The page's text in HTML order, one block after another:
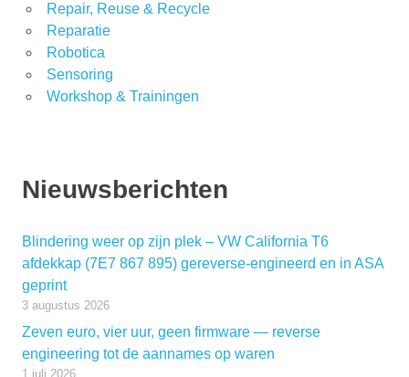
Repair, Reuse & Recycle
Reparatie
Robotica
Sensoring
Workshop & Trainingen
Nieuwsberichten
Blindering weer op zijn plek – VW California T6
afdekkap (7E7 867 895) gereverse-engineerd en in ASA
geprint
3 augustus 2026
Zeven euro, vier uur, geen firmware — reverse
engineering tot de aannames op waren
1 juli 2026